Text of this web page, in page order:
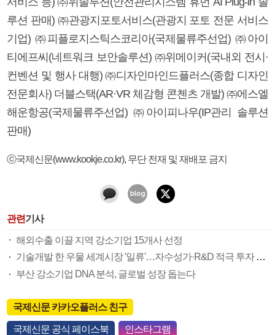
루션 판매) ㈜관광지포토서비스(관광지 포토 전문 서비스
기업) ㈜피플로지스틱스코리아(국제물류주선업) ㈜아이
티에프씨(네트워크 보안솔루션) ㈜위메이커(국내외 전시·
컨벤션 및 행사 대행) ㈜디자인마인드플러스(종합 디자인
전문회사) 더블스택(AR·VR 체감형 콘첸츠 개발) ㈜에스엘
해운항공(국제물류주선업) ㈜아이피나우(IP관리 솔루션
판매)
ⓒ국제신문(www.kookje.co.kr), 무단 전재 및 재배포 금지
관련기사
해외수출 이끌 지역 강소기업 15개사 선정
기술개발 한 우물 세계시장 '일류'…자수성가·R&D 적극 투자 특징
부산 강소기업 DNA 분석, 글로벌 성장 돕는다
국제신문 카카오플러스 친구
국제신문 공식 페이스북 인스타그램